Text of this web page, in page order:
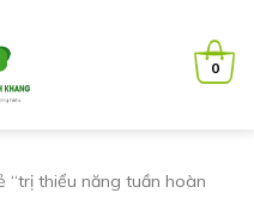
0
“trị thiểu năng tuần hoàn